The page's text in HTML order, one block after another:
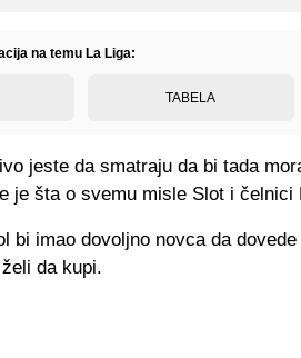
na temu La Liga:
TABELA
jeste da smatraju da bi tada
je šta o svemu misle Slot i čelnici
bi imao dovoljno novca da
da kupi.